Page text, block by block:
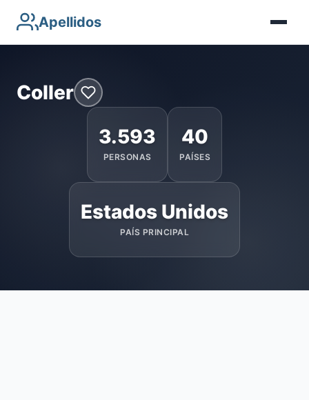
Apellidos
Coller
3.593
PERSONAS
40
PAÍSES
Estados Unidos
PAÍS PRINCIPAL